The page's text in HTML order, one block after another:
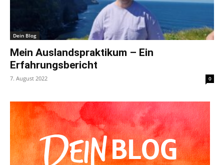
Dein Blog
Mein Auslandspraktikum – Ein
Erfahrungsbericht
7. August 2022 0